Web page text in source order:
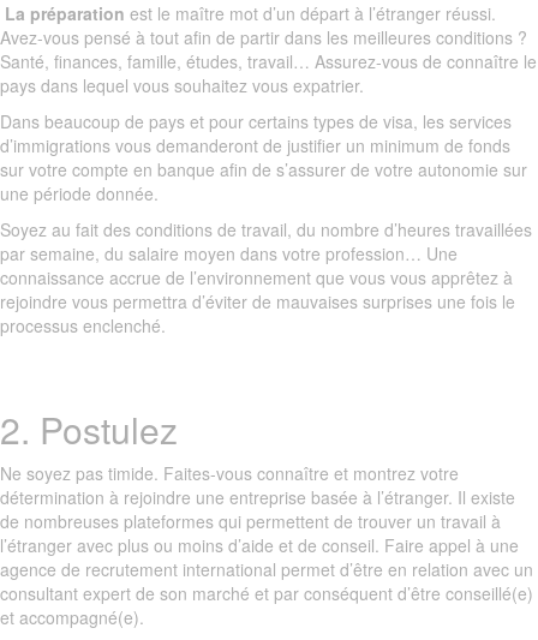
La préparation est le maître mot d’un départ à l’étranger réussi.
Avez-vous pensé à tout afin de partir dans les meilleures conditions ?
Santé, finances, famille, études, travail… Assurez-vous de connaître le
pays dans lequel vous souhaitez vous expatrier.
Dans beaucoup de pays et pour certains types de visa, les services
d’immigrations vous demanderont de justifier un minimum de fonds
sur votre compte en banque afin de s’assurer de votre autonomie sur
une période donnée.
Soyez au fait des conditions de travail, du nombre d’heures travaillées
par semaine, du salaire moyen dans votre profession… Une
connaissance accrue de l’environnement que vous vous apprêtez à
rejoindre vous permettra d’éviter de mauvaises surprises une fois le
processus enclenché.
2. Postulez
Ne soyez pas timide. Faites-vous connaître et montrez votre
détermination à rejoindre une entreprise basée à l’étranger. Il existe
de nombreuses plateformes qui permettent de trouver un travail à
l’étranger avec plus ou moins d’aide et de conseil. Faire appel à une
agence de recrutement international permet d’être en relation avec un
consultant expert de son marché et par conséquent d’être conseillé(e)
et accompagné(e).